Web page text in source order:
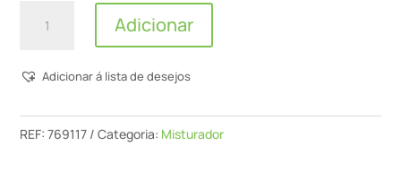
Quantidade
Cs
M14
Adicionar
Adicionar á lista de desejos
REF:769117 Categoria: Misturador